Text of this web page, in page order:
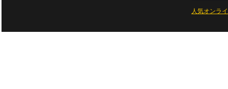
人気オンラ